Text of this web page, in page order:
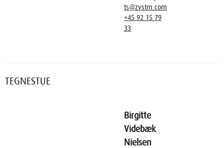
ts@zystm.com
+45 92 15 79
33
TEGNESTUE
Birgitte
Videbæk
Nielsen